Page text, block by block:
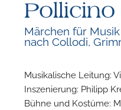
Pollicino
Märchen für
nach Collodi,
Musikalische Leitung:
Inszenierung: Philipp
Bühne und Kostüme: